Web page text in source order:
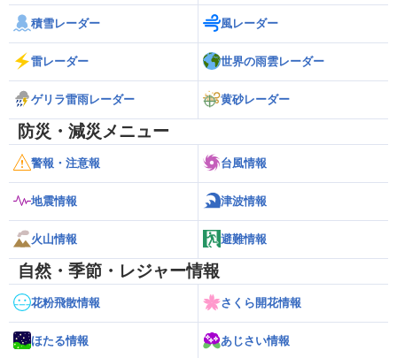
積雪レーダー 風レーダー
雷レーダー 世界の雨雲レーダー
ゲリラ雷雨レーダー 黄砂レーダー
防災・減災メニュー
警報・注意報 台風情報
地震情報 津波情報
火山情報 避難情報
自然・季節・レジャー情報
花粉飛散情報 さくら開花情報
ほたる情報 あじさい情報